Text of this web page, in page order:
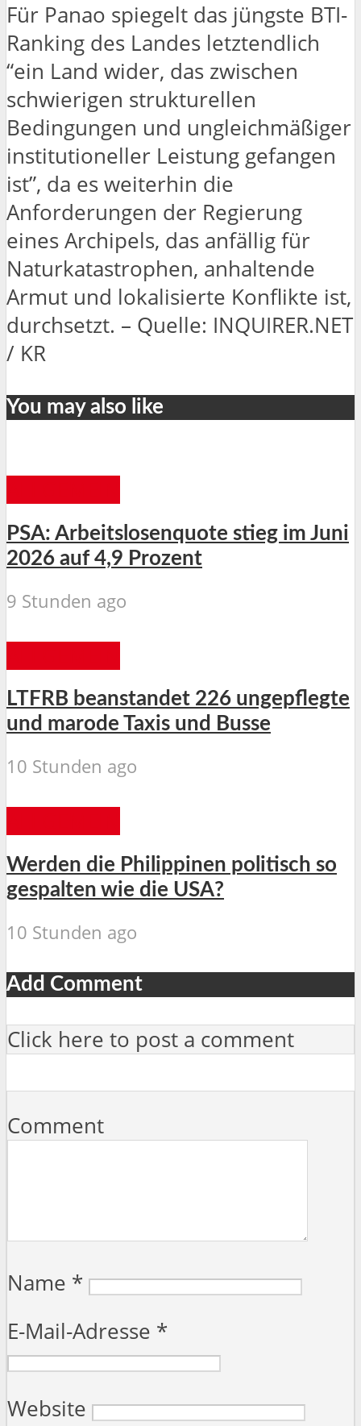
Für Panao spiegelt das jüngste BTI-
Ranking des Landes letztendlich
“ein Land wider, das zwischen
schwierigen strukturellen
Bedingungen und ungleichmäßiger
institutioneller Leistung gefangen
ist”, da es weiterhin die
Anforderungen der Regierung
eines Archipels, das anfällig für
Naturkatastrophen, anhaltende
Armut und lokalisierte Konflikte ist,
durchsetzt. – Quelle: INQUIRER.NET
/ KR
You may also like
PSA: Arbeitslosenquote stieg im Juni
2026 auf 4,9 Prozent
9 Stunden ago
LTFRB beanstandet 226 ungepflegte
und marode Taxis und Busse
10 Stunden ago
Werden die Philippinen politisch so
gespalten wie die USA?
10 Stunden ago
Add Comment
Click here to post a comment
Comment
Name *
E-Mail-Adresse *
Website